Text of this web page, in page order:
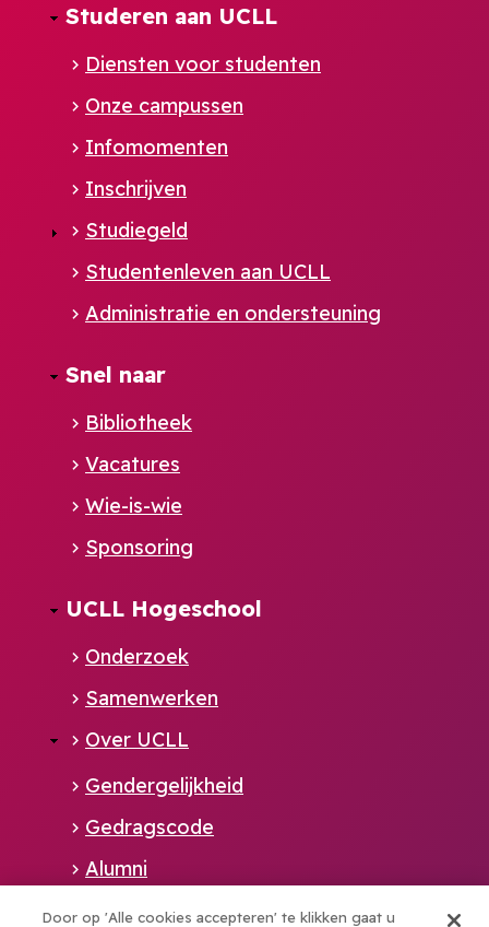
Footer
NL
Studeren aan UCLL
Diensten voor studenten
Onze campussen
Infomomenten
Inschrijven
Studiegeld
Studentenleven aan UCLL
Administratie en ondersteuning
Snel naar
Bibliotheek
Vacatures
Wie-is-wie
Sponsoring
UCLL Hogeschool
Onderzoek
Samenwerken
Over UCLL
Gendergelijkheid
Gedragscode
Alumni
Pers
Door op 'Alle cookies accepteren' te klikken gaat u